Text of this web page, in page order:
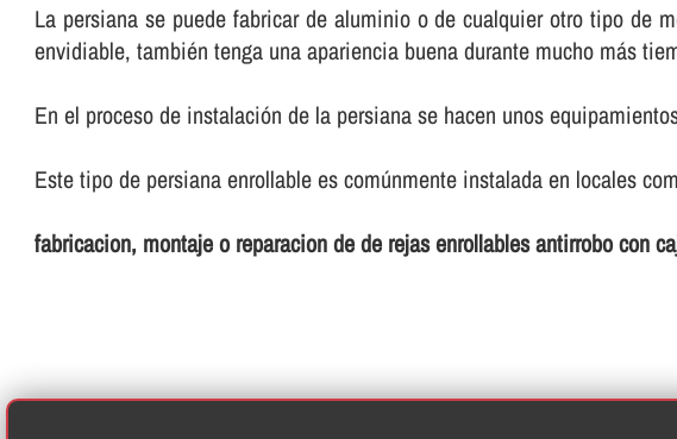
La persiana se puede fabricar de aluminio o de cualquier otro tipo de
envidiable, también tenga una apariencia buena durante mucho más
En el proceso de instalación de la persiana se hacen unos
Este tipo de persiana enrollable es comúnmente instalada en locales
fabricacion, montaje o reparacion de de rejas enrollables antirrobo con